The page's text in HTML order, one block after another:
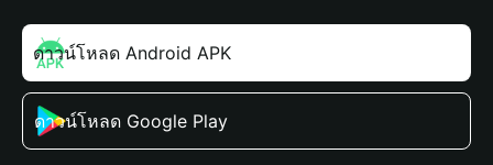
ดาวน์โหลด Android APK
ดาวน์โหลด Google Play